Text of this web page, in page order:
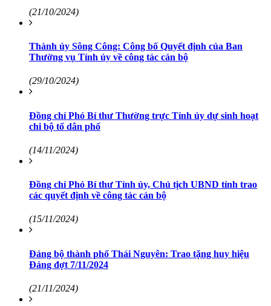
(21/10/2024)
Thành ủy Sông Công: Công bố Quyết định của Ban
Thường vụ Tỉnh ủy về công tác cán bộ
(29/10/2024)
Đồng chí Phó Bí thư Thường trực Tỉnh ủy dự sinh hoạt
chi bộ tổ dân phố
(14/11/2024)
Đồng chí Phó Bí thư Tỉnh ủy, Chủ tịch UBND tỉnh trao
các quyết định về công tác cán bộ
(15/11/2024)
Đảng bộ thành phố Thái Nguyên: Trao tặng huy hiệu
Đảng đợt 7/11/2024
(21/11/2024)